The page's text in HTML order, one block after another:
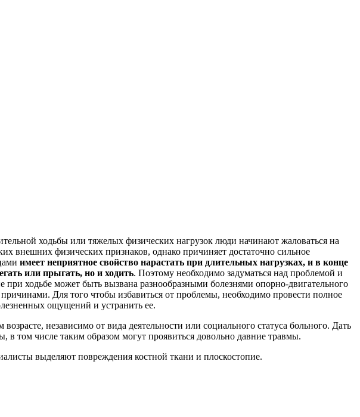
ходьбы или тяжелых физических нагрузок люди начинают жаловаться на
внешних физических признаков, однако причиняет достаточно сильное
имеет неприятное свойство нарастать при длительных нагрузках, и в конце
или прыгать, но и ходить. Поэтому необходимо задуматься над проблемой и
при ходьбе может быть вызвана разнообразными болезнями опорно-двигательного
Для того чтобы избавиться от проблемы, необходимо провести полное
ощущений и устранить ее.
независимо от вида деятельности или социального статуса больного. Дать
в том числе таким образом могут проявиться довольно давние травмы.
выделяют повреждения костной ткани и плоскостопие.